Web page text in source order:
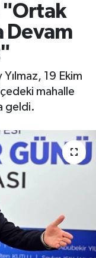
"Ortak
Devam
Yılmaz, 19 Ekim
mahalle
geldi.